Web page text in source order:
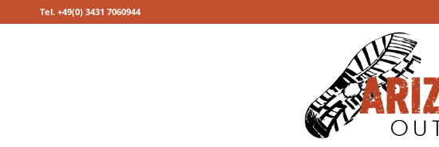
Tel. +49(0) 3431 7060944